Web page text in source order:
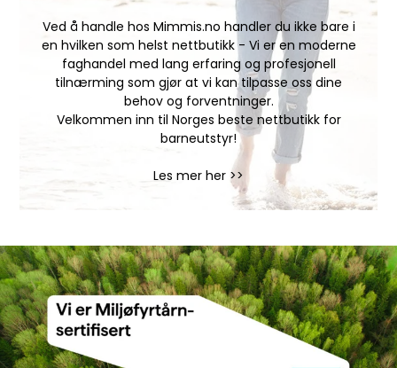
Ved å handle hos Mimmis.no handler du ikke bare i
en hvilken som helst nettbutikk - Vi er en moderne
faghandel med lang erfaring og profesjonell
tilnærming som gjør at vi kan tilpasse oss dine
behov og forventninger.
Velkommen inn til Norges beste nettbutikk for
barneutstyr!
Les mer her >>